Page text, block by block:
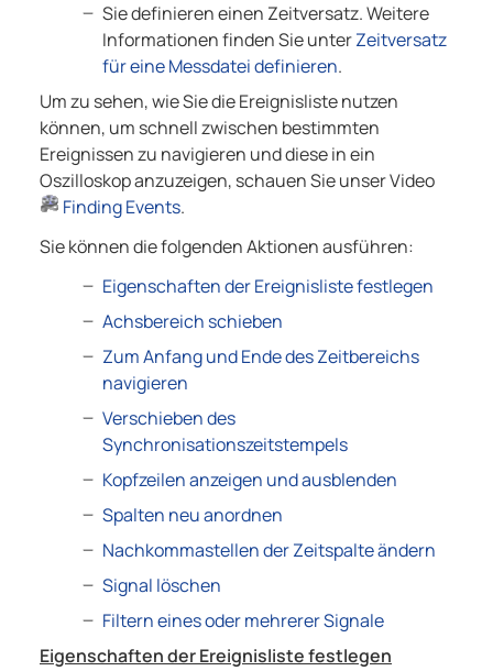
Sie definieren einen Zeitversatz. Weitere
Informationen finden Sie unterZeitversatz
für eine Messdatei definieren.
Um zu sehen, wie Sie die Ereignisliste nutzen
können, um schnell zwischen bestimmten
Ereignissen zu navigieren und diese in ein
Oszilloskop anzuzeigen, schauen Sie unser Video
Finding Events.
Sie können die folgenden Aktionen ausführen:
Eigenschaften der Ereignisliste festlegen
Achsbereich schieben
Zum Anfang und Ende des Zeitbereichs
navigieren
Verschieben des
Synchronisationszeitstempels
Kopfzeilen anzeigen und ausblenden
Spalten neu anordnen
Nachkommastellen der Zeitspalte ändern
Signal löschen
Filtern eines oder mehrerer Signale
Eigenschaften der Ereignisliste festlegen